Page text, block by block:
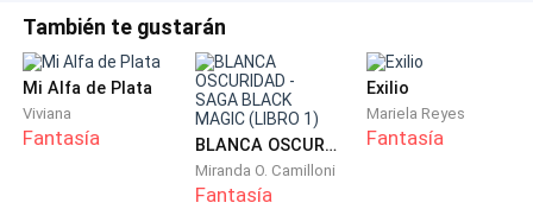
También te gustarán
Mi Alfa de Plata
Viviana
Fantasía BLANCA OSCURIDAD - SAGA BLACK MAGIC (LIBRO 1)
Miranda O. Camilloni
Fantasía
Exilio
Mariela Reyes
Fantasía